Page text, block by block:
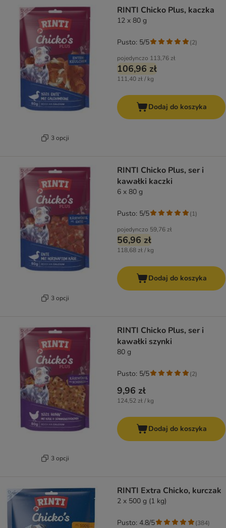
3 opcji
RINTI Chicko Plus, kaczka
12 x 80 g
pojedynczo 113,76 zł
106,96 zł
111,40 zł / kg
Pusto: 5/5 (2)
Dodaj do koszyka
3 opcji
RINTI Chicko Plus, ser i
kawałki kaczki
6 x 80 g
pojedynczo 59,76 zł
56,96 zł
118,68 zł / kg
Pusto: 5/5 (1)
Dodaj do koszyka
3 opcji
RINTI Chicko Plus, ser i
kawałki szynki
80 g
9,96 zł
124,52 zł / kg
Pusto: 5/5 (2)
Dodaj do koszyka
RINTI Extra Chicko, kurczak
2 x 500 g (1 kg)
Pusto: 4.8/5 (384)